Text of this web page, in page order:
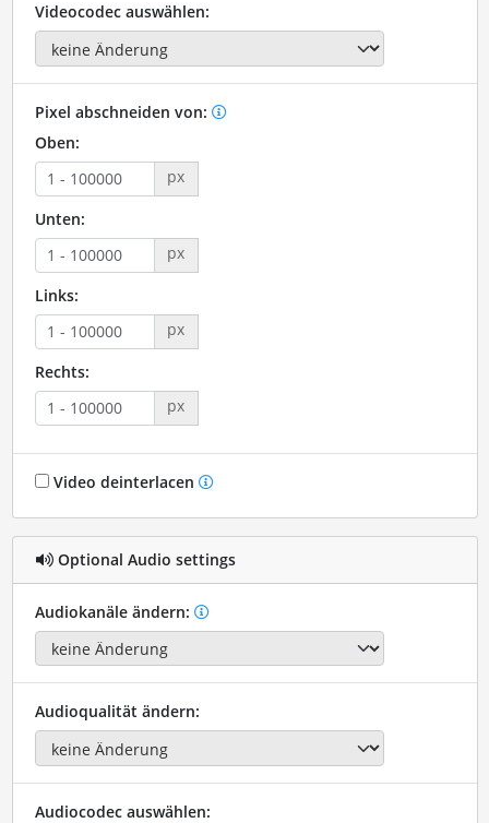
Videocodec auswählen:
Pixel abschneiden von:
Oben:
px
Unten:
px
Links:
px
Rechts:
px
Video deinterlacen
Optional Audio settings
Audiokanäle ändern:
Audioqualität ändern:
Audiocodec auswählen: